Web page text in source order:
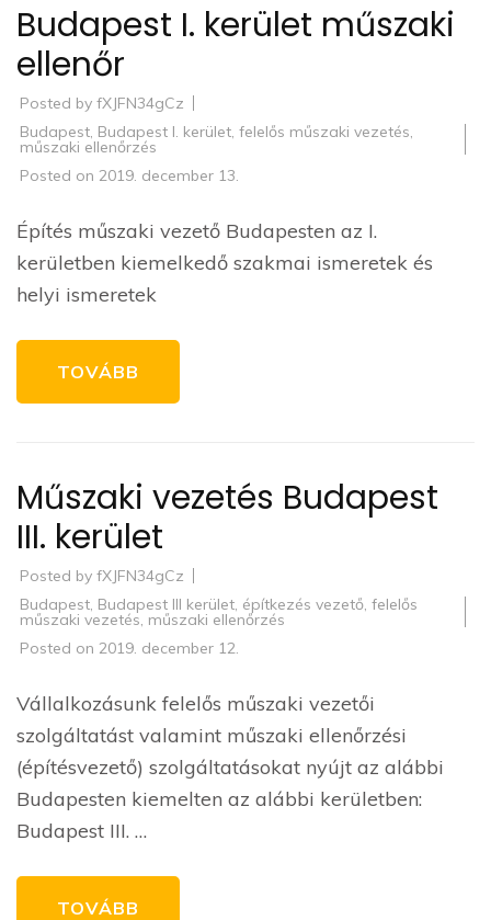
Budapest I. kerület műszaki
ellenőr
Posted by fXJFN34gCz
Budapest, Budapest I. kerület, felelős műszaki vezetés,
műszaki ellenőrzés
Posted on 2019. december 13.
Építés műszaki vezető Budapesten az I.
kerületben kiemelkedő szakmai ismeretek és
helyi ismeretek
TOVÁBB
Műszaki vezetés Budapest
III. kerület
Posted by fXJFN34gCz
Budapest, Budapest III kerület, építkezés vezető, felelős
műszaki vezetés, műszaki ellenőrzés
Posted on 2019. december 12.
Vállalkozásunk felelős műszaki vezetői
szolgáltatást valamint műszaki ellenőrzési
(építésvezető) szolgáltatásokat nyújt az alábbi
Budapesten kiemelten az alábbi kerületben:
Budapest III. …
TOVÁBB